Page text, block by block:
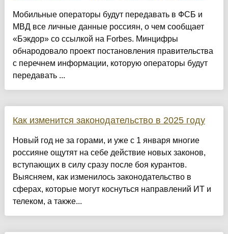
Мобильные операторы будут передавать в ФСБ и
МВД все личные данные россиян, о чем сообщает
«Бэкдор» со ссылкой на Forbes. Минцифры
обнародовало проект постановления правительства
с перечнем информации, которую операторы будут
передавать ...
Как изменится законодательство в 2025 году
Новый год не за горами, и уже с 1 января многие
россияне ощутят на себе действие новых законов,
вступающих в силу сразу после боя курантов.
Выясняем, как изменилось законодательство в
сферах, которые могут коснуться направлений ИТ и
телеком, а также...